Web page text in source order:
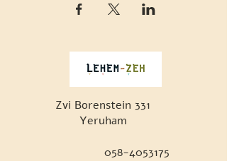
Zvi Borenstein 331
Yeruham
058-4053175